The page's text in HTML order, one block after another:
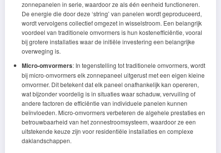
zonnepanelen in serie, waardoor ze als één eenheid functioneren.
De energie die door deze ‘string’ van panelen wordt geproduceerd,
wordt vervolgens collectief omgezet in wisselstroom. Een belangrijk
voordeel van traditionele omvormers is hun kostenefficiëntie, vooral
bij grotere installaties waar de initiële investering een belangrijke
overweging is.
Micro-omvormers: In tegenstelling tot traditionele omvormers, wordt
bij micro-omvormers elk zonnepaneel uitgerust met een eigen kleine
omvormer. Dit betekent dat elk paneel onafhankelijk kan opereren,
wat bijzonder voordelig is in situaties waar schaduw, vervuiling of
andere factoren de efficiëntie van individuele panelen kunnen
beïnvloeden. Micro-omvormers verbeteren de algehele prestaties en
betrouwbaarheid van het zonnestroomsysteem, waardoor ze een
uitstekende keuze zijn voor residentiële installaties en complexe
daklandschappen.